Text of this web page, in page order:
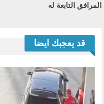
المرافق التابعة له
قد يعجبك ايضا